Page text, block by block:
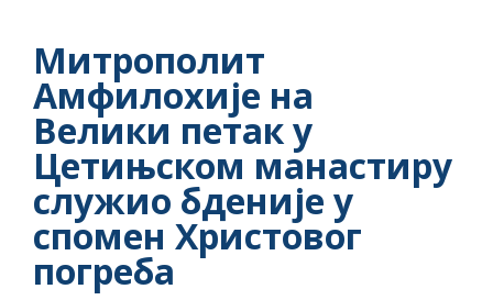
Митрополит
Амфилохије на
Велики петак у
Цетињском манастиру
служио бденије у
спомен Христовог
погреба